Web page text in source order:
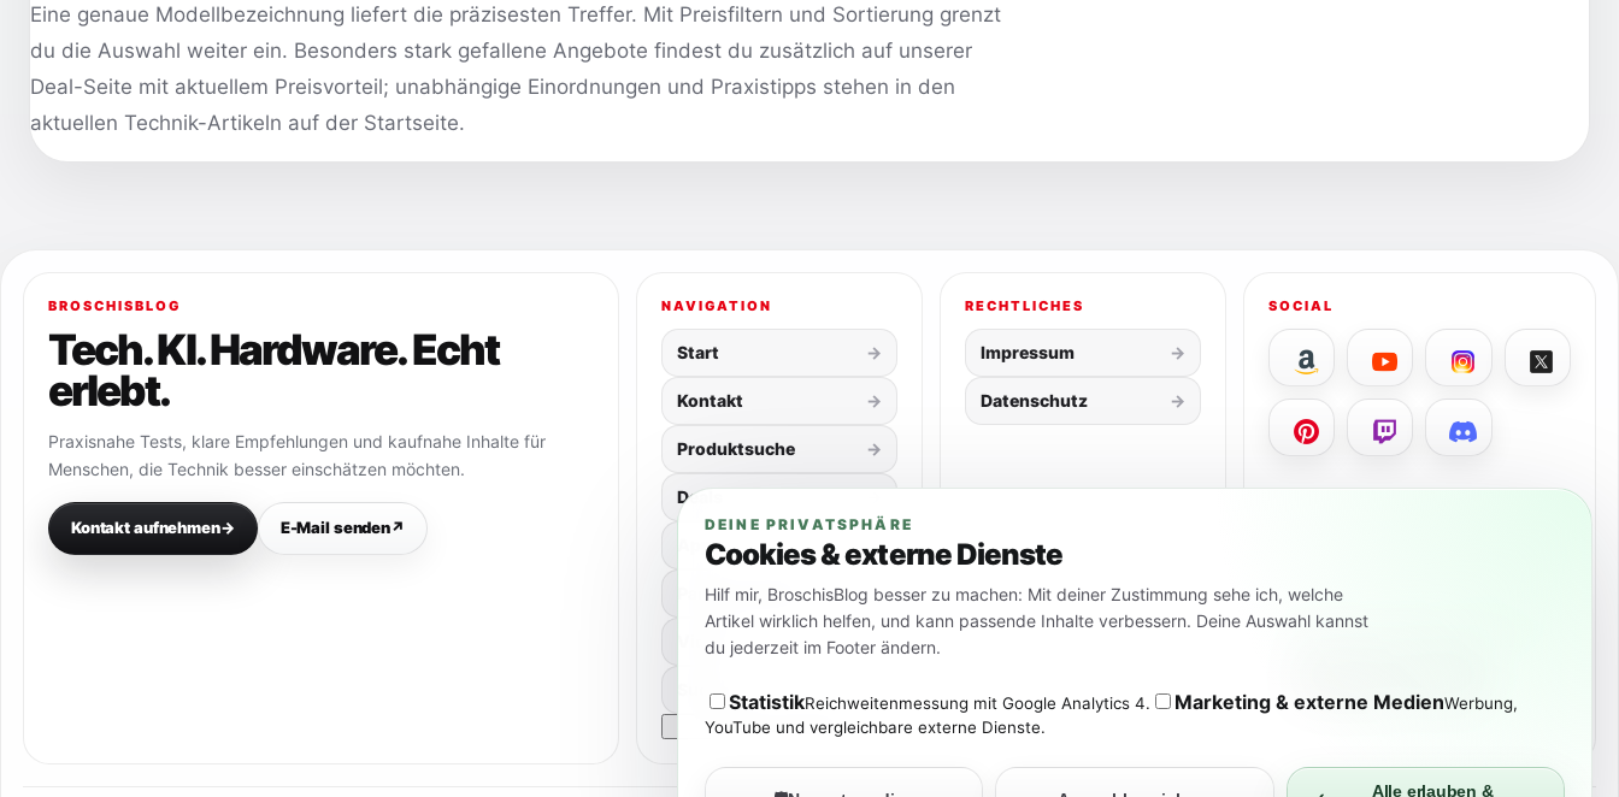
Eine genaue Modellbezeichnung liefert die präzisesten Treffer. Mit Preisfiltern und Sortierung grenzt
du die Auswahl weiter ein. Besonders stark gefallene Angebote findest du zusätzlich auf unserer
Deal-Seite mit aktuellem Preisvorteil; unabhängige Einordnungen und Praxistipps stehen in den
aktuellen Technik-Artikeln auf der Startseite.
BROSCHISBLOG
Tech. KI. Hardware. Echt
erlebt.
Praxisnahe Tests, klare Empfehlungen und kaufnahe Inhalte für
Menschen, die Technik besser einschätzen möchten.
Kontakt aufnehmen→ E-Mail senden↗
NAVIGATION
Start
Kontakt
Produktsuche
Deals
App
Partner & Shops
Videos
Suche
Cookie-Einstellungen
RECHTLICHES
Impressum
Datenschutz
SOCIAL
News, Deals & Preisalarme
DEINE PRIVATSPHÄRE
Cookies & externe Dienste
Hilf mir, BroschisBlog besser zu machen: Mit deiner Zustimmung sehe ich, welche
Artikel wirklich helfen, und kann passende Inhalte verbessern. Deine Auswahl kannst
du jederzeit im Footer ändern.
StatistikReichweitenmessung mit Google Analytics 4. Marketing & externe MedienWerbung,
YouTube und vergleichbare externe Dienste.
Alle erlauben &